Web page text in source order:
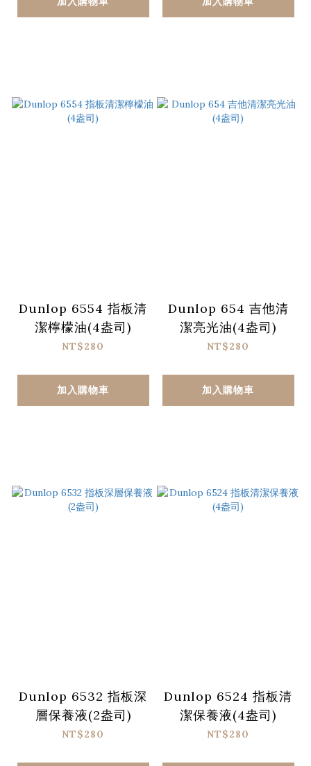
Dunlop 6554 指板清
潔檸檬油(4盎司)
NT$280
加入購物車
Dunlop 654 吉他清
潔亮光油(4盎司)
NT$280
加入購物車
Dunlop 6532 指板深
層保養液(2盎司)
NT$280
Dunlop 6524 指板清
潔保養液(4盎司)
NT$280